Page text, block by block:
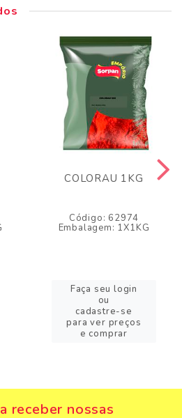
COLORAU 1KG
Código: 62974
Embalagem: 1X1KG
Faça seu login
ou
cadastre-se
para ver preços
e comprar
receber nossas